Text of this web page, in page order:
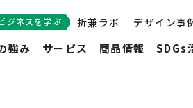
ジネスを学ぶ 折兼ラボ デザイン事
強み サービス 商品情報 SDGs